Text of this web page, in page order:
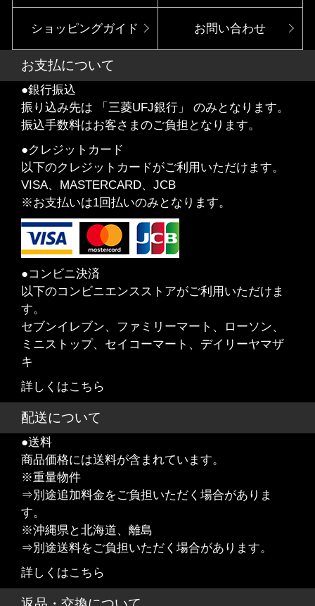
ショッピングガイド お問い合わせ
お支払について
●銀行振込
振り込み先は 「三菱UFJ銀行」 のみとなります。
振込手数料はお客さまのご負担となります。
●クレジットカード
以下のクレジットカードがご利用いただけます。
VISA、MASTERCARD、JCB
※お支払いは1回払いのみとなります。
●コンビニ決済
以下のコンビニエンスストアがご利用いただけま
す。
セブンイレブン、ファミリーマート、ローソン、
ミニストップ、セイコーマート、デイリーヤマザ
キ
詳しくはこちら
配送について
●送料
商品価格には送料が含まれています。
※重量物件
⇒別途追加料金をご負担いただく場合がありま
す。
※沖縄県と北海道、離島
⇒別途送料をご負担いただく場合があります。
詳しくはこちら